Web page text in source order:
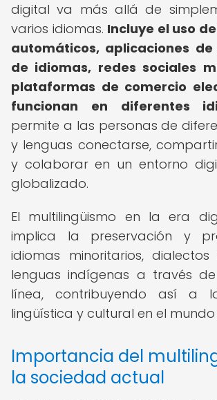
digital va más allá de
varios idiomas. Incluye el uso
automáticos, aplicaciones
de idiomas, redes sociales
plataformas de comercio
funcionan en diferentes
permite a las personas de
y lenguas conectarse,
y colaborar en un entorno
globalizado.
El multilingüismo en la era
implica la preservación y
idiomas minoritarios,
lenguas indígenas a través
línea, contribuyendo así a
lingüística y cultural en el
Importancia del
la sociedad actual